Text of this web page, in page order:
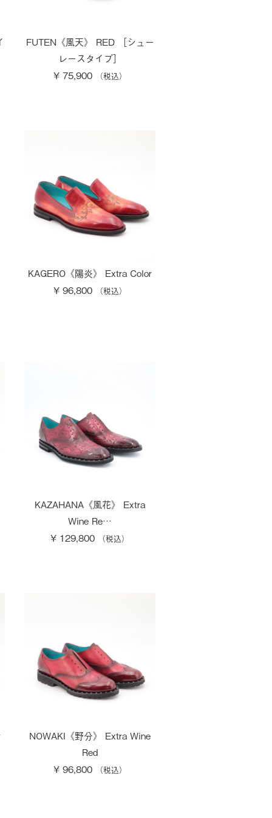
FUTEN《風天》 RED ［シュー
レースタイプ］
¥ 75,900
KAGERO《陽炎》 Extra Color
¥ 96,800
KAZAHANA《風花》 Extra
Wine Re…
¥ 129,800
NOWAKI《野分》 Extra Wine
Red
¥ 96,800